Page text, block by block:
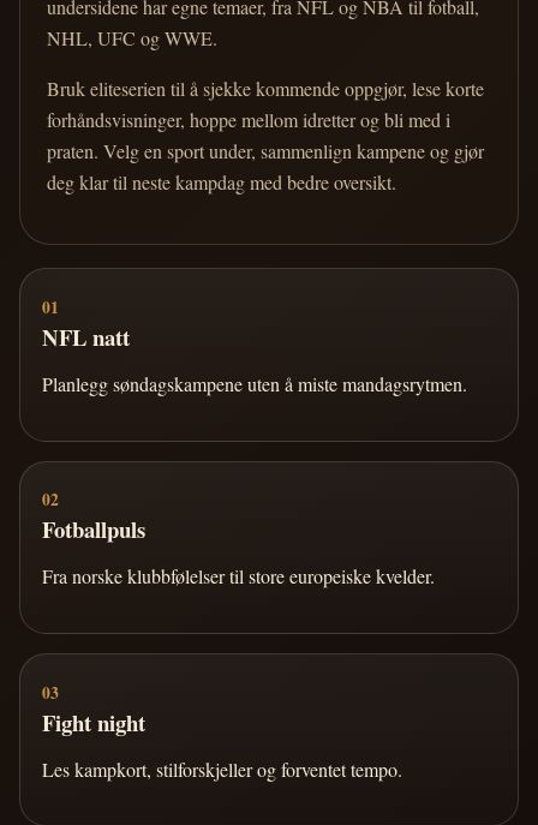
undersidene har egne temaer, fra NFL og NBA til fotball,
NHL, UFC og WWE.
Bruk eliteserien til å sjekke kommende oppgjør, lese korte
forhåndsvisninger, hoppe mellom idretter og bli med i
praten. Velg en sport under, sammenlign kampene og gjør
deg klar til neste kampdag med bedre oversikt.
01
NFL natt
Planlegg søndagskampene uten å miste mandagsrytmen.
02
Fotballpuls
Fra norske klubbfølelser til store europeiske kvelder.
03
Fight night
Les kampkort, stilforskjeller og forventet tempo.